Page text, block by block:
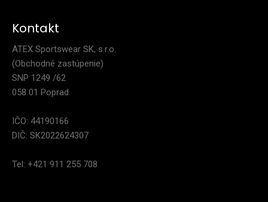
Kontakt
ATEX Sportswear SK, s.r.o.
(Obchodné zastúpenie)
SNP 1249 /62
058 01 Poprad
IČO: 44190166
DIČ: SK2022624307
Tel: +421 911 255 708